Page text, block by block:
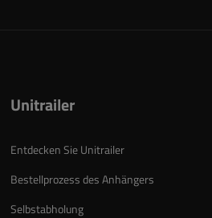
Unitrailer
Entdecken Sie Unitrailer
Bestellprozess des Anhängers
Selbstabholung